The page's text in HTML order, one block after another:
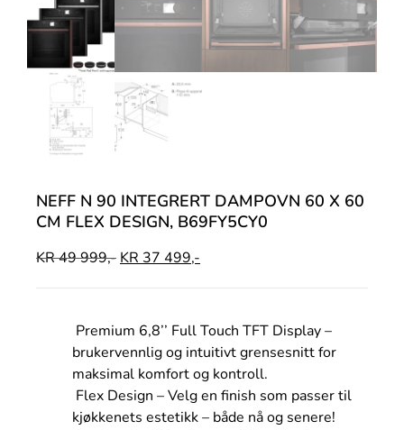
NEFF N 90 INTEGRERT DAMPOVN 60 X 60
CM FLEX DESIGN, B69FY5CY0
KR49 999,- KR 37 499,-
Premium 6,8’’ Full Touch TFT Display –
brukervennlig og intuitivt grensesnitt for
maksimal komfort og kontroll.
Flex Design – Velg en finish som passer til
kjøkkenets estetikk – både nå og senere!